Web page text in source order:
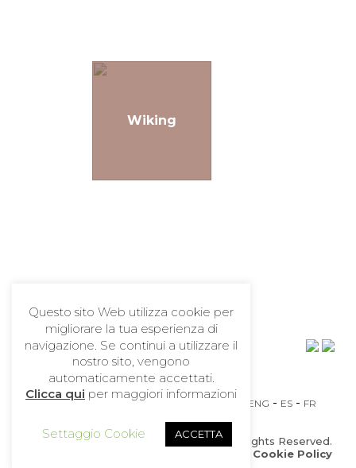
Wiking
ENG - ES - FR
Copyright ©2019 Perego1963 S.n.c. All Rights Reserved.
Cookie Policy
Questo sito Web utilizza cookie per
migliorare la tua esperienza di
navigazione. Se continui a utilizzare il
nostro sito, vengono
automaticamente accettati.
Clicca qui per maggiori informazioni
Settaggio Cookie ACCETTA